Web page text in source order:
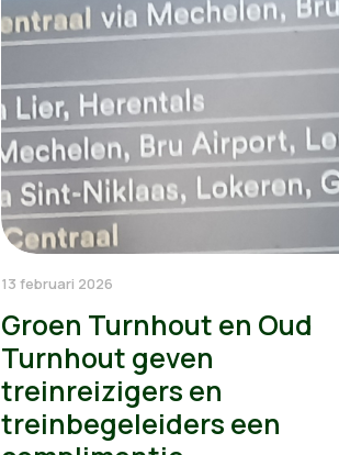
13 februari 2026
Groen Turnhout en Oud
Turnhout geven
treinreizigers en
treinbegeleiders een